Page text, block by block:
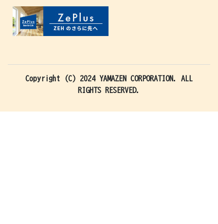
Copyright (C) 2024 YAMAZEN CORPORATION. ALL
RIGHTS RESERVED.